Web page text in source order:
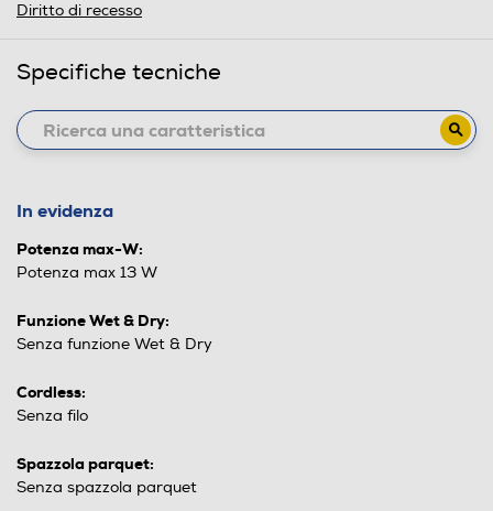
Diritto di recesso
Specifiche tecniche
In evidenza
Potenza max-W:
Potenza max 13 W
Funzione Wet & Dry:
Senza funzione Wet & Dry
Cordless:
Senza filo
Spazzola parquet:
Senza spazzola parquet